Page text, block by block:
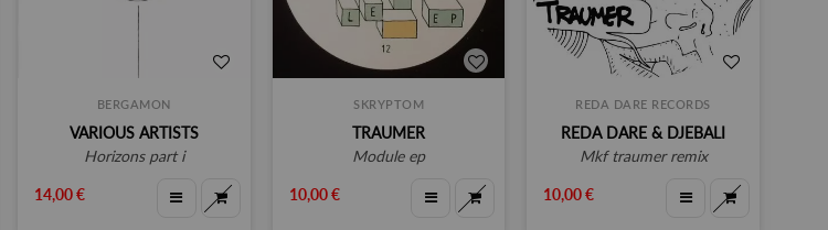
BERGAMON
VARIOUS ARTISTS
horizons part i
14,00 €
SKRYPTOM
TRAUMER
module ep
10,00 €
REDA DARE RECORDS
REDA DARE & DJEBALI
mkf traumer remix
10,00 €